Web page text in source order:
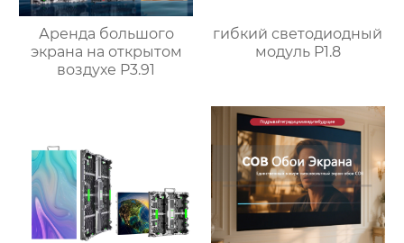
Аренда большого
экрана на открытом
воздухе P3.91
гибкий светодиодный
модуль P1.8